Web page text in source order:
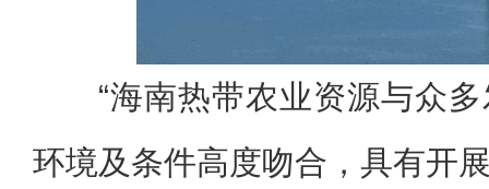
“海南热带农业资源与众
环境及条件高度吻合，具有开